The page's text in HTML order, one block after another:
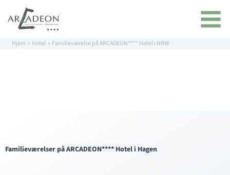
indhold
indholdet
Hjem Hotel Familieværelse på ARCADEON**** Hotel i NRW
Familieværelser på ARCADEON**** Hotel i Hagen